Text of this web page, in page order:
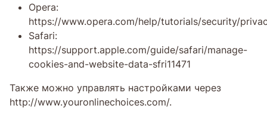
Opera:
https://www.opera.com/help/tutorials/security/
Safari:
https://support.apple.com/guide/safari/manage-
cookies-and-website-data-sfri11471
Также можно управлять настройками через
http://www.youronlinechoices.com/.